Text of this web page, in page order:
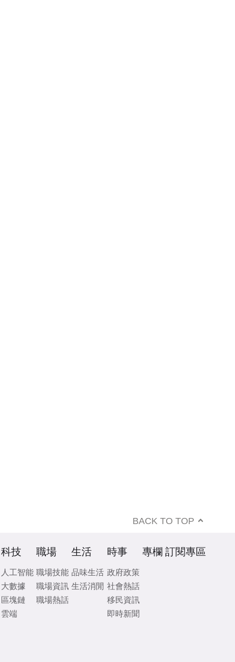
BACK TO TOP
科技
人工智能
大數據
區塊鏈
雲端
職場
職場技能
職場資訊
職場熱話
生活
品味生活
生活消閒
時事
政府政策
社會熱話
移民資訊
即時新聞
專欄 訂閱專區